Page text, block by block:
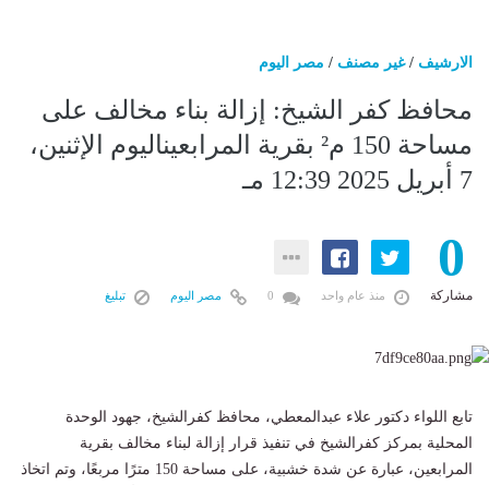
الارشيف /غير مصنف / مصر اليوم
محافظ كفر الشيخ: إزالة بناء مخالف على
مساحة 150 م² بقرية المرابعيناليوم الإثنين،
7 أبريل 2025 12:39 مـ
0
مشاركة منذ عام واحد مصر اليوم تبليغ
تابع اللواء دكتور علاء عبدالمعطي، محافظ كفرالشيخ، جهود الوحدة
المحلية بمركز كفرالشيخ في تنفيذ قرار إزالة لبناء مخالف بقرية
المرابعين، عبارة عن شدة خشبية، على مساحة 150 مترًا مربعًا، وتم اتخاذ